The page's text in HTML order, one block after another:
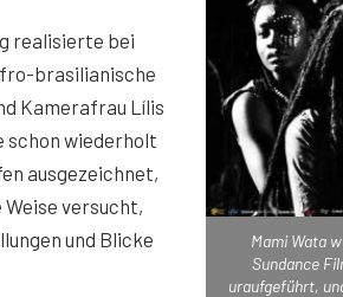
Mami Wata
Sundance
uraufgeführt,
realisierte bei
brasilianische
Kamerafrau Lílis
schon wiederholt
ausgezeichnet,
versucht,
und Blicke